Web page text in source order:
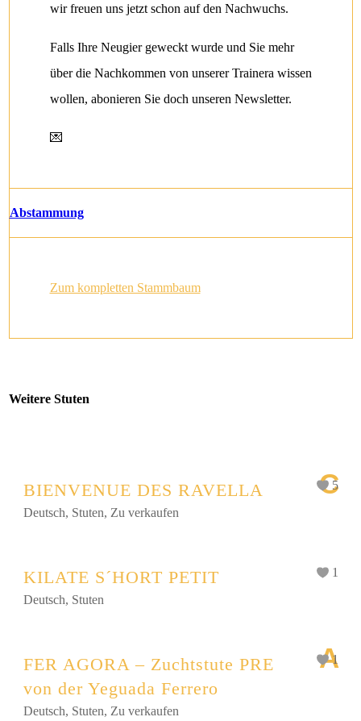
wir freuen uns jetzt schon auf den Nachwuchs.
Falls Ihre Neugier geweckt wurde und Sie mehr
über die Nachkommen von unserer Trainera wissen
wollen, abonieren Sie doch unseren Newsletter.
💌
Abstammung
Zum kompletten Stammbaum
Weitere Stuten
BIENVENUE DES RAVELLA C
Deutsch, Stuten, Zu verkaufen
5
KILATE S´HORT PETIT
Deutsch, Stuten
1
FER AGORA – Zuchtstute PRE
von der Yeguada Ferrero
A
Deutsch, Stuten, Zu verkaufen
1